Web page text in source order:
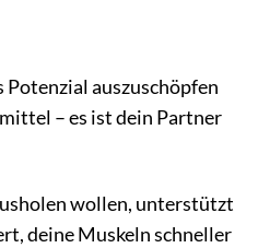
Potenzial auszuschöpfen
– es ist dein Partner
wollen, unterstützt
deine Muskeln schneller